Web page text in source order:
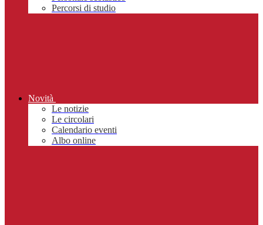
Percorsi di studio
Novità
Le notizie
Le circolari
Calendario eventi
Albo online